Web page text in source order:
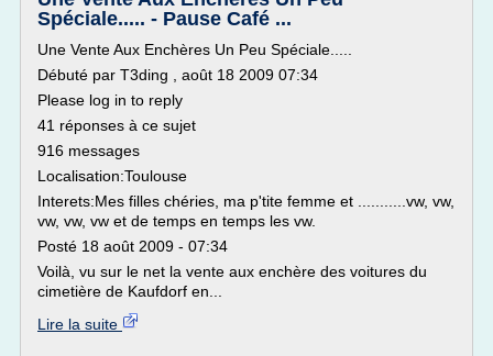
Spéciale..... - Pause Café ...
Une Vente Aux Enchères Un Peu Spéciale.....
Débuté par T3ding , août 18 2009 07:34
Please log in to reply
41 réponses à ce sujet
916 messages
Localisation:Toulouse
Interets:Mes filles chéries, ma p'tite femme et ...........vw, vw,
vw, vw, vw et de temps en temps les vw.
Posté 18 août 2009 - 07:34
Voilà, vu sur le net la vente aux enchère des voitures du
cimetière de Kaufdorf en...
Lire la suite